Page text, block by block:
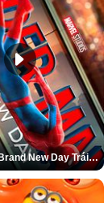
Spider-Man: Brand New Day Tráiler (3)